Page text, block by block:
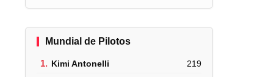
Mundial de Pilotos
1. Kimi Antonelli 219